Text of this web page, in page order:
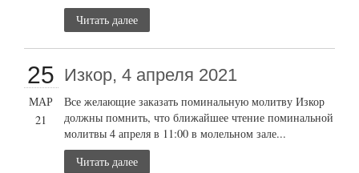
Читать далее
25
МАР
21
Изкор, 4 апреля 2021
Все желающие заказать поминальную молитву Изкор
должны помнить, что ближайшее чтение поминальной
молитвы 4 апреля в 11:00 в молельном зале...
Читать далее